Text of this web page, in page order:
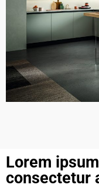
Lorem
consectetur